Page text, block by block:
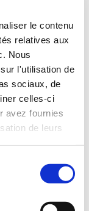
le contenu
relatives aux
Nous
l'utilisation de
sociaux, de
celles-ci
avez fournies
de leurs
de
au
équipes et
outils
sur
et suivi
des